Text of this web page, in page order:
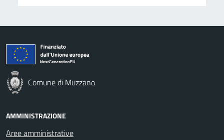
Comune di Muzzano
AMMINISTRAZIONE
Aree amministrative